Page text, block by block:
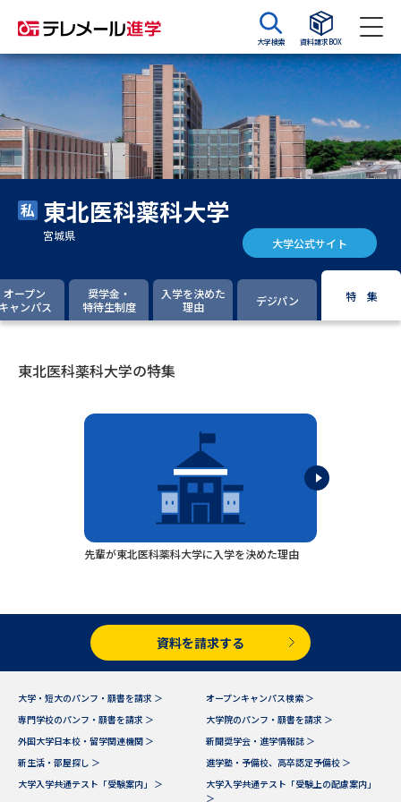
大学検索 資料請求BOX
資料請求 資料検索
大学・短大の資料種類から請求
大学パンフ 学部・学科パンフ
大学入学共通テスト利用選抜の
過去問題集
大学入学共通テスト「受験案
内」の請求
大学入学共通テスト「受験上の
高等学校卒業程度認定試験
幼稚園教員資格認定試験 小学校教員資格認定試験
大学研究 大学検索
大学で学べる内容や特徴を調べる
新増設大学・学部・学科特集
国際・グローバルに強い大学特
集
東北医科薬科大学
宮城県 大学公式サイト
オープン
ャンパス
奨学金・
特待生制度
入学を決めた
理由
デジパン 特 集
東北医科薬科大学の特集
先輩が東北医科薬科大学に入学を決めた理由
資料を請求する
大学・短大のパンフ・願書を請求 ＞
オープンキャンパス検索 ＞
専門学校のパンフ・願書を請求 ＞
大学院のパンフ・願書を請求 ＞
外国大学日本校・留学関連機関 ＞
新聞奨学会・進学情報誌 ＞
新生活・部屋探し ＞
進学塾・予備校、高卒認定予備校 ＞
大学入学共通テスト「受験案内」 ＞
大学入学共通テスト「受験上の配慮案内」
＞